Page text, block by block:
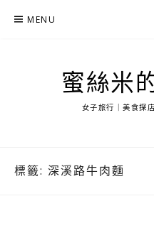
MENU
蜜絲米
女子旅行｜美食探
標籤: 深溪路牛肉麵